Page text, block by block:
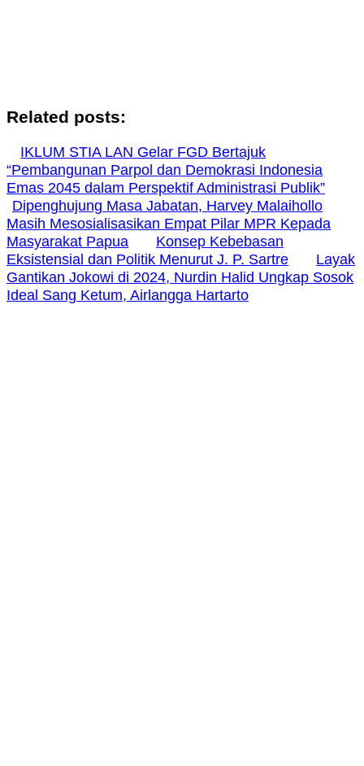
Related posts:
IKLUM STIA LAN Gelar FGD Bertajuk
“Pembangunan Parpol dan Demokrasi Indonesia
Emas 2045 dalam Perspektif Administrasi Publik”
Dipenghujung Masa Jabatan, Harvey Malaihollo
Masih Mesosialisasikan Empat Pilar MPR Kepada
Masyarakat Papua
Konsep Kebebasan
Eksistensial dan Politik Menurut J. P. Sartre
Layak
Gantikan Jokowi di 2024, Nurdin Halid Ungkap Sosok
Ideal Sang Ketum, Airlangga Hartarto